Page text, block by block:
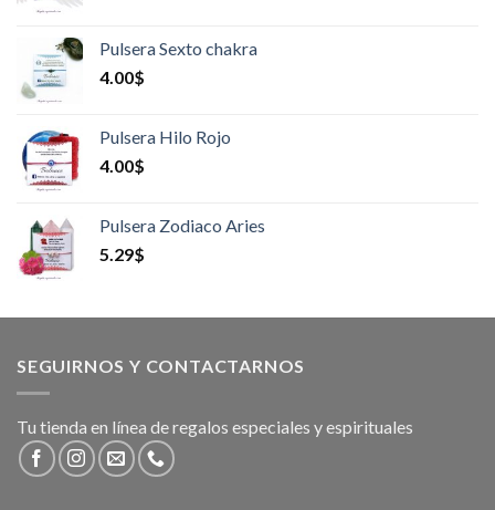
Pulsera Sexto chakra
4.00$
Pulsera Hilo Rojo
4.00$
Pulsera Zodiaco Aries
5.29$
SEGUIRNOS Y CONTACTARNOS
Tu tienda en línea de regalos especiales y espirituales